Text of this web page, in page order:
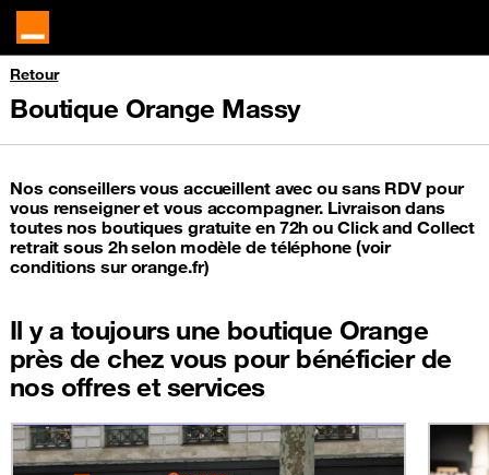
Retour
Boutique Orange Massy
Nos conseillers vous accueillent avec ou sans RDV pour
vous renseigner et vous accompagner. Livraison dans
toutes nos boutiques gratuite en 72h ou Click and Collect
retrait sous 2h selon modèle de téléphone (voir
conditions sur orange.fr)
Il y a toujours une boutique Orange
près de chez vous pour bénéficier de
nos offres et services